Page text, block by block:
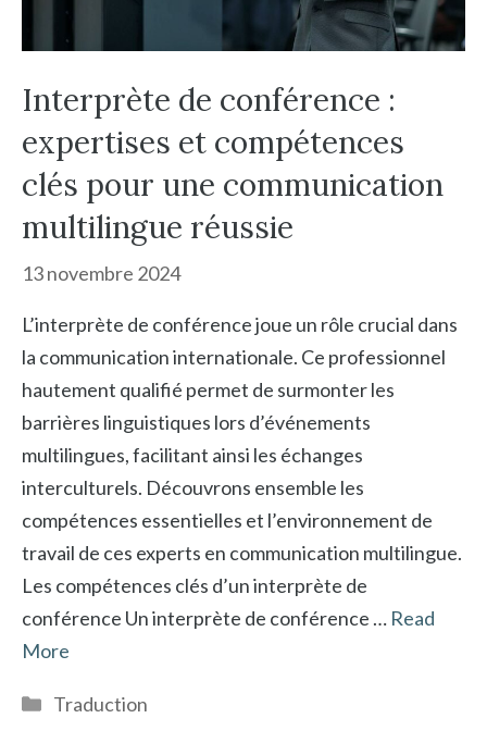
Interprète de conférence :
expertises et compétences
clés pour une communication
multilingue réussie
13 novembre 2024
L’interprète de conférence joue un rôle crucial dans
la communication internationale. Ce professionnel
hautement qualifié permet de surmonter les
barrières linguistiques lors d’événements
multilingues, facilitant ainsi les échanges
interculturels. Découvrons ensemble les
compétences essentielles et l’environnement de
travail de ces experts en communication multilingue.
Les compétences clés d’un interprète de
conférence Un interprète de conférence … Read
More
Catégories
Traduction